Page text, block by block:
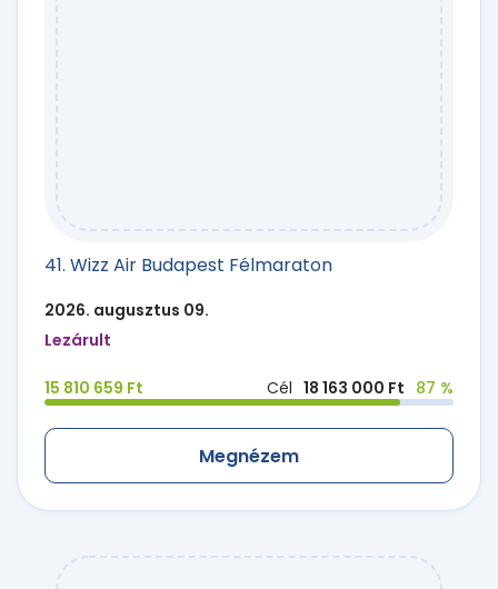
41. Wizz Air Budapest Félmaraton
2026. augusztus 09.
Lezárult
15 810 659 Ft Cél 18 163 000 Ft 87 %
Megnézem